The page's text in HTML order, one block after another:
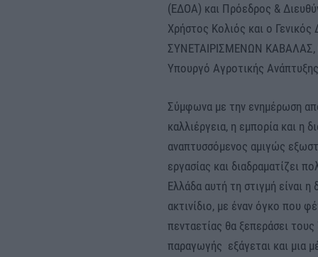
(ΕΔΟΑ) και Πρόεδρος &
Χρήστος Κολιός και ο
ΣΥΝΕΤΑΙΡΙΣΜΕΝΩΝ ΚΑΒΑΛΑΣ,
Υπουργό Αγροτικής
Σύμφωνα με την ενημέρωση
καλλιέργεια, η εμπορία και η
αναπτυσσόμενος αμιγώς
εργασίας και διαδραματίζει
Ελλάδα αυτή τη στιγμή είναι
ακτινίδιο, με έναν όγκο που
πενταετίας θα ξεπεράσει
παραγωγής εξάγεται και μια